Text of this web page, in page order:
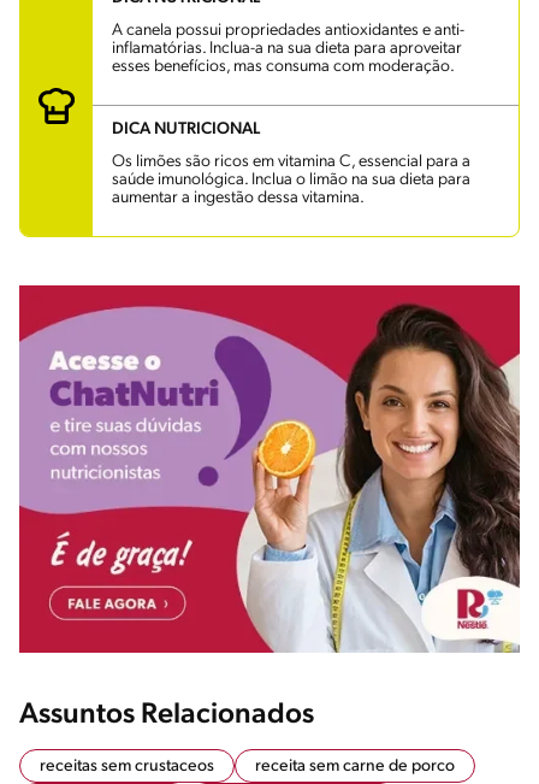
A canela possui propriedades antioxidantes e anti-
inflamatórias. Inclua-a na sua dieta para aproveitar
esses benefícios, mas consuma com moderação.
DICA NUTRICIONAL
Os limões são ricos em vitamina C, essencial para a
saúde imunológica. Inclua o limão na sua dieta para
aumentar a ingestão dessa vitamina.
Assuntos Relacionados
receitas sem crustaceos
receita sem carne de porco